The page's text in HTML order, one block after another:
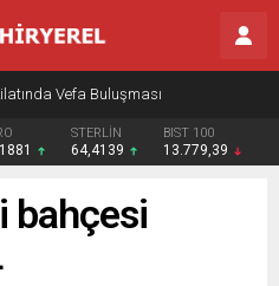
Vefa Buluşması
STERLİN
64,4139
BIST 100
13.779,39
bahçesi